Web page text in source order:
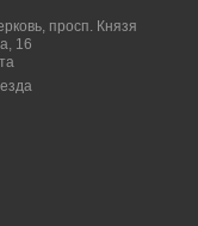
просп. Князя
16